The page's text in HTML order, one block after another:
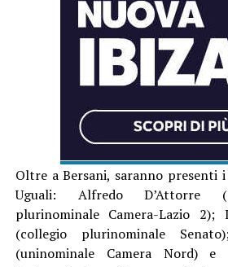
Oltre a Bersani, saranno presenti
Uguali: Alfredo D’Attorre
plurinominale Camera-Lazio 2);
(collegio plurinominale
(uninominale Camera Nord)